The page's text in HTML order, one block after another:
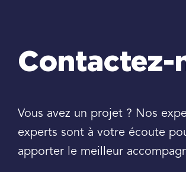
Contactez-
Vous avez un projet ? Nos
experts sont à votre écoute
apporter le meilleur